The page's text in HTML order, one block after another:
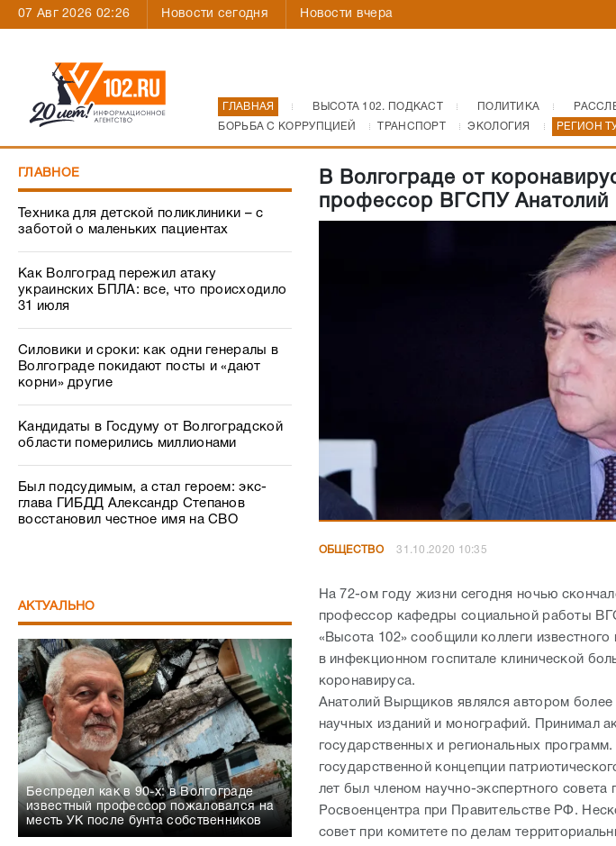
07 Авг 2026 02:26 Новости сегодня Новости вчера
ГЛАВНАЯ ВЫСОТА 102. ПОДКАСТ ПОЛИТИКА
БОРЬБА С КОРРУПЦИЕЙ
ТРАНСПОРТ ЭКОЛОГИЯ РЕГИОН
ГЛАВНОЕ
Техника для детской поликлиники – с
заботой о маленьких пациентах
Как Волгоград пережил атаку
украинских БПЛА: все, что происходило
31 июля
Силовики и сроки: как одни генералы в
Волгограде покидают посты и «дают
корни» другие
Кандидаты в Госдуму от Волгоградской
области померились миллионами
Был подсудимым, а стал героем: экс-
глава ГИБДД Александр Степанов
восстановил честное имя на СВО
АКТУАЛЬНО
Беспредел как в 90-х: в Волгограде
известный профессор пожаловался на
месть УК после бунта собственников
В Волгограде от
профессор ВГСПУ
ОБЩЕСТВО 31.10.2020 10:35
На 72-ом году жизни сегодня ночью
профессор кафедры социальной работы
«Высота 102» сообщили коллеги
в инфекционном госпитале клинической
коронавируса.
Анатолий Вырщиков являлся автором
научных изданий и монографий. Принимал
государственных и региональных
государственной концепции
лет был членом научно-экспертного совета
Росвоенцентра при Правительстве РФ.
совет при комитете по делам